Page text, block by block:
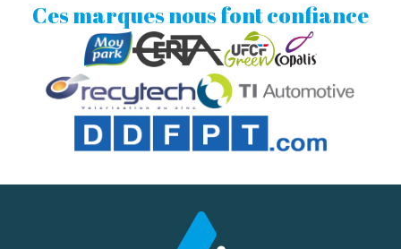
Ces marques nous font confiance